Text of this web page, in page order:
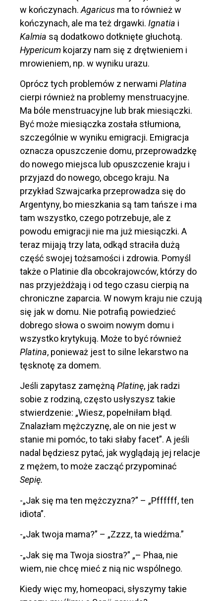
w kończynach. Agaricus ma to również w
kończynach, ale ma też drgawki. Ignatia i
Kalmia są dodatkowo dotknięte głuchotą.
Hypericum kojarzy nam się z drętwieniem i
mrowieniem, np. w wyniku urazu.
Oprócz tych problemów z nerwami Platina
cierpi również na problemy menstruacyjne.
Ma bóle menstruacyjne lub brak miesiączki.
Być może miesiączka została stłumiona,
szczególnie w wyniku emigracji. Emigracja
oznacza opuszczenie domu, przeprowadzkę
do nowego miejsca lub opuszczenie kraju i
przyjazd do nowego, obcego kraju. Na
przykład Szwajcarka przeprowadza się do
Argentyny, bo mieszkania są tam tańsze i ma
tam wszystko, czego potrzebuje, ale z
powodu emigracji nie ma już miesiączki. A
teraz mijają trzy lata, odkąd straciła dużą
część swojej tożsamości i zdrowia. Pomyśl
także o Platinie dla obcokrajowców, którzy do
nas przyjeżdżają i od tego czasu cierpią na
chroniczne zaparcia. W nowym kraju nie czują
się jak w domu. Nie potrafią powiedzieć
dobrego słowa o swoim nowym domu i
wszystko krytykują. Może to być również
Platina, ponieważ jest to silne lekarstwo na
tęsknotę za domem.
Jeśli zapytasz zamężną Platinę, jak radzi
sobie z rodziną, często usłyszysz takie
stwierdzenie: „Wiesz, popełniłam błąd.
Znalazłam mężczyznę, ale on nie jest w
stanie mi pomóc, to taki słaby facet”. A jeśli
nadal będziesz pytać, jak wyglądają jej relacje
z mężem, to może zacząć przypominać
Sepię.
-„Jak się ma ten mężczyzna?” – „Pffffff, ten
idiota”.
-„Jak twoja mama?” – „Zzzz, ta wiedźma.”
-„Jak się ma Twoja siostra?” „– Phaa, nie
wiem, nie chcę mieć z nią nic wspólnego.
Kiedy więc my, homeopaci, słyszymy takie